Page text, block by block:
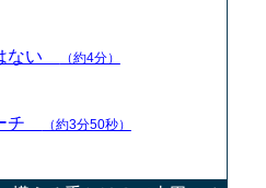
ない （約4分）
チ （約3分50秒）